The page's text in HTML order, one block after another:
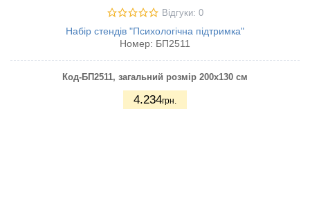
Відгуки: 0
Набір стендів "Психологічна підтримка"
Номер: БП2511
Код-БП2511, загальний розмір 200х130 см
4.234грн.